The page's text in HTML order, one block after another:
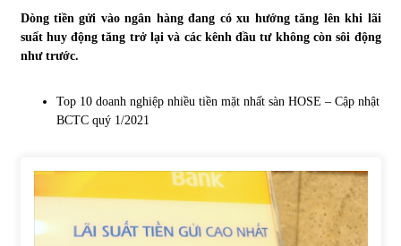
Tự doanh ngày 3.6.2022: CTCK mua ròng 28,7 tỷ đồng
06/06/2022
Top 10 tỷ phú giàu nhất thế giới – Bảng xếp hạng 2022
31/05/2022
Bất ổn từ các cuộc đấu giá đất ở Thanh Hoá
31/05/2022
Dòng tiền gửi vào ngân hàng đang có xu hướng tăng lên khi lãi
suất huy động tăng trở lại và các kênh đầu tư không còn sôi động
như trước.
Top 10 doanh nghiệp nhiều tiền mặt nhất sàn HOSE – Cập nhật
BCTC quý 1/2021